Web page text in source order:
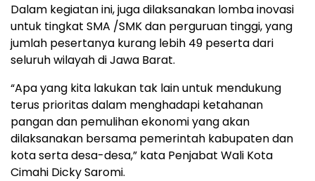
Dalam kegiatan ini, juga dilaksanakan lomba inovasi
untuk tingkat SMA /SMK dan perguruan tinggi, yang
jumlah pesertanya kurang lebih 49 peserta dari
seluruh wilayah di Jawa Barat.
“Apa yang kita lakukan tak lain untuk mendukung
terus prioritas dalam menghadapi ketahanan
pangan dan pemulihan ekonomi yang akan
dilaksanakan bersama pemerintah kabupaten dan
kota serta desa-desa,” kata Penjabat Wali Kota
Cimahi Dicky Saromi.